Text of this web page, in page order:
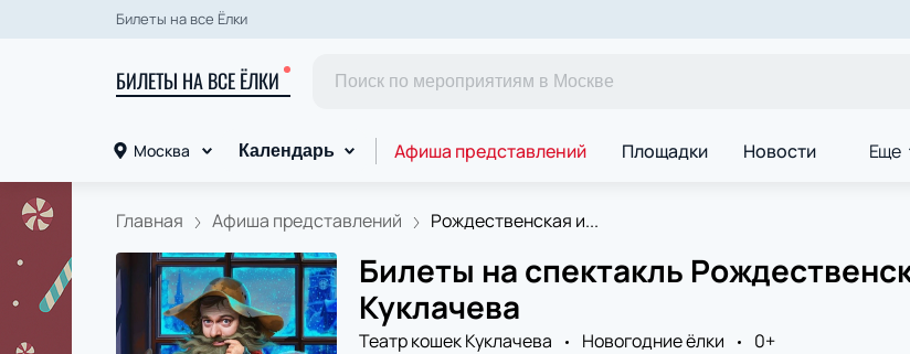
Билеты на все Ёлки
БИЛЕТЫ НА ВСЕ ЁЛКИ
Москва Календарь Афиша представлений Площадки Новости Еще
Главная Афиша представлений Рождественская и...
Билеты на спектакль
Куклачева
Театр кошек Куклачева Новогодние ёлки
0+